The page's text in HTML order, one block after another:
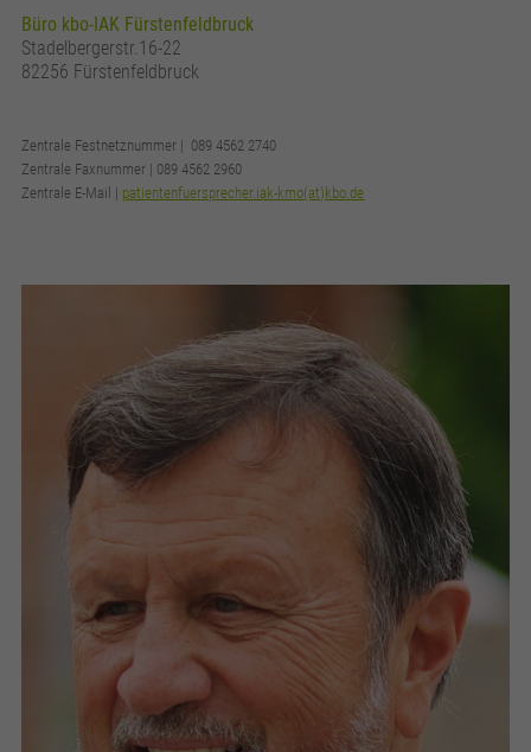
Büro kbo-IAK Fürstenfeldbruck
Stadelbergerstr.16-22
82256 Fürstenfeldbruck
Zentrale Festnetznummer | 089 4562 2740
Zentrale Faxnummer | 089 4562 2960
Zentrale E-Mail | patientenfuersprecher.iak-kmo(at)kbo.de